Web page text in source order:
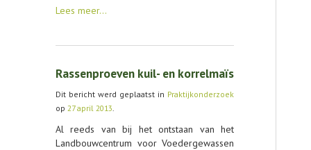
Lees meer…
Rassenproeven kuil- en korrelmaïs
Dit bericht werd geplaatst in Praktijkonderzoek
op 27 april 2013.
Al reeds van bij het ontstaan van het
Landbouwcentrum voor Voedergewassen